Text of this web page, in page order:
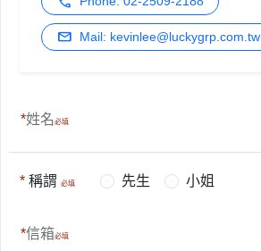
mail Mail: kevinlee@luckygrp.com.tw
姓名
稱謂 先生 小姐
信箱